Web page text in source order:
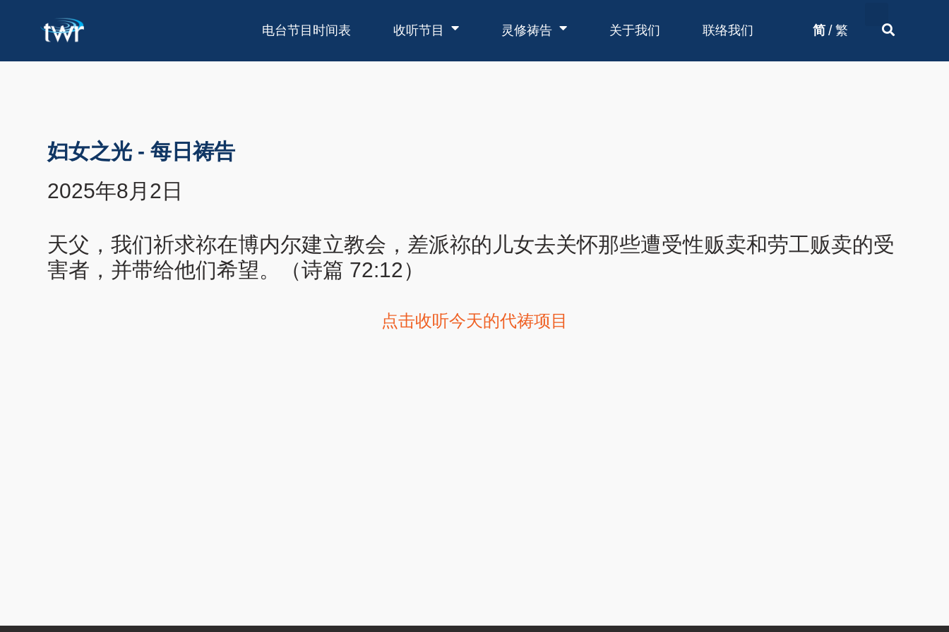
电台节目时间表 收听节目 灵修祷告 关于我们 联络我们 简 / 繁
妇女之光 - 每日祷告
2025年8月2日
天父，我们祈求祢在博内尔建立教会，差派祢的儿女去关怀那些遭受性贩卖和劳工贩卖的受
害者，并带给他们希望。（诗篇 72:12）
点击收听今天的代祷项目